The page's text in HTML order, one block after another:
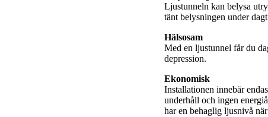
Ljustunneln kan belysa
tänt belysningen under
Hälsosam
Med en ljustunnel får du
depression.
Ekonomisk
Installationen innebär
underhåll och ingen
har en behaglig ljusnivå